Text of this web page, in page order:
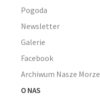
Pogoda
Newsletter
Galerie
Facebook
Archiwum Nasze Morze
O NAS